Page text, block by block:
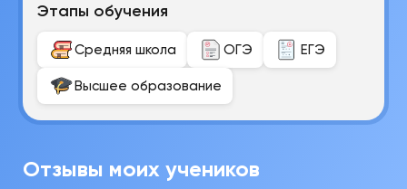
Этапы обучения
Средняя школа ОГЭ ЕГЭ
Высшее образование
Отзывы моих учеников